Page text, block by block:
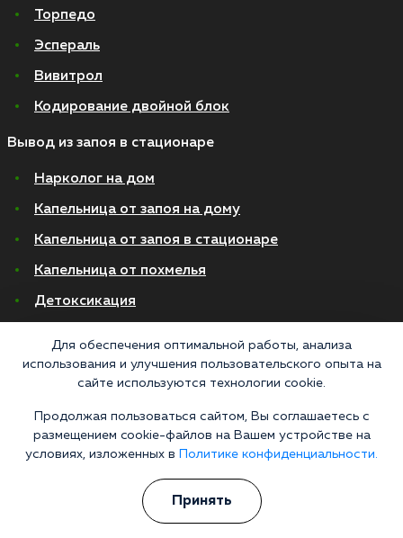
Торпедо
Эспераль
Вивитрол
Кодирование двойной блок
Вывод из запоя в стационаре
Нарколог на дом
Капельница от запоя на дому
Капельница от запоя в стационаре
Капельница от похмелья
Детоксикация
Лечение алкоголизма в стационаре
В стационаре
Хронический алкоголизм
Женский алкоголизм
Для обеспечения оптимальной работы, анализа
использования и улучшения пользовательского опыта на
сайте используются технологии cookie.
Продолжая пользоваться сайтом, Вы соглашаетесь с
размещением cookie-файлов на Вашем устройстве на
условиях, изложенных в
Политике конфиденциальности.
Принять